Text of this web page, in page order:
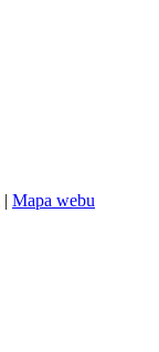
| Mapa webu